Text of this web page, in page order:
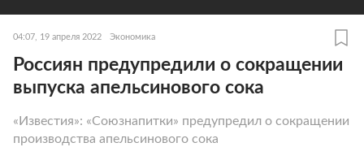
04:07, 19 апреля 2022 Экономика
Россиян предупредили о сокращении
выпуска апельсинового сока
«Известия»: «Союзнапитки» предупредил о сокращении
производства апельсинового сока